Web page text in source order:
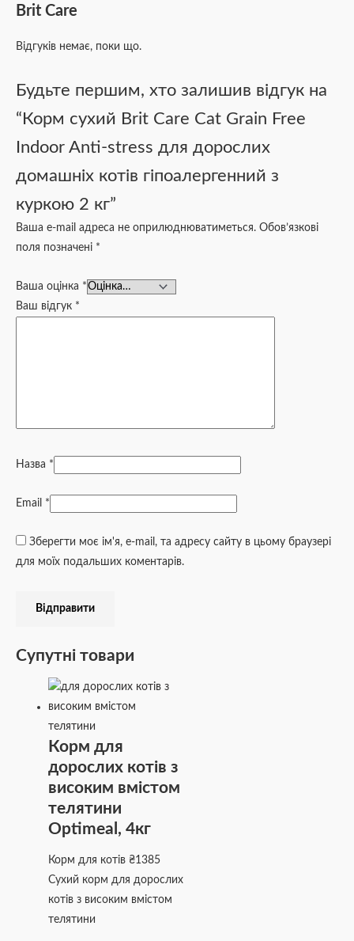
Brit Care
Відгуків немає, поки що.
Будьте першим, хто залишив відгук на
“Корм сухий Brit Care Cat Grain Free
Indoor Anti-stress для дорослих
домашніх котів гіпоалергенний з
куркою 2 кг”
Ваша e-mail адреса не оприлюднюватиметься. Обов’язкові
поля позначені *
Ваша оцінка *
Ваш відгук *
Назва *
Email *
Зберегти моє ім'я, e-mail, та адресу сайту в цьому браузері
для моїх подальших коментарів.
Супутні товари
Корм для
дорослих котів з
високим вмістом
телятини
Optimeal, 4кг
Корм для котів₴1385
Сухий корм для дорослих
котів з високим вмістом
телятини